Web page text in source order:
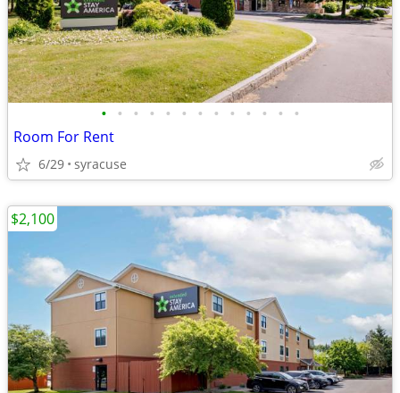
• • • • • • • • • • • • •
Room For Rent
6/29 syracuse
$2,100